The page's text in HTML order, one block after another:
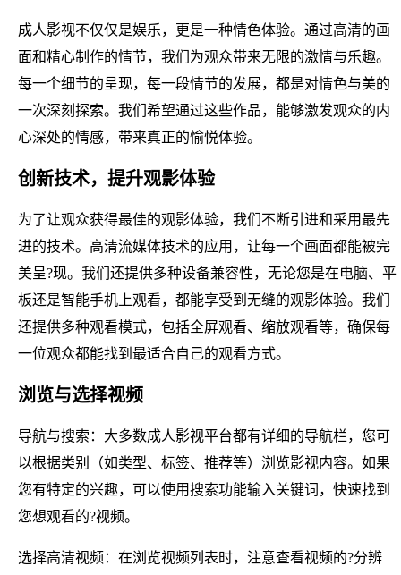
成人影视不仅仅是娱乐，更是一种情色体验。通过高清的画
面和精心制作的情节，我们为观众带来无限的激情与乐趣。
每一个细节的呈现，每一段情节的发展，都是对情色与美的
一次深刻探索。我们希望通过这些作品，能够激发观众的内
心深处的情感，带来真正的愉悦体验。
创新技术，提升观影体验
为了让观众获得最佳的观影体验，我们不断引进和采用最先
进的技术。高清流媒体技术的应用，让每一个画面都能被完
美呈?现。我们还提供多种设备兼容性，无论您是在电脑、平
板还是智能手机上观看，都能享受到无缝的观影体验。我们
还提供多种观看模式，包括全屏观看、缩放观看等，确保每
一位观众都能找到最适合自己的观看方式。
浏览与选择视频
导航与搜索：大多数成人影视平台都有详细的导航栏，您可
以根据类别（如类型、标签、推荐等）浏览影视内容。如果
您有特定的兴趣，可以使用搜索功能输入关键词，快速找到
您想观看的?视频。
选择高清视频：在浏览视频列表时，注意查看视频的?分辨